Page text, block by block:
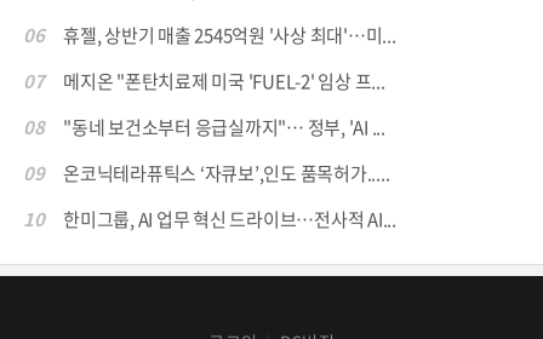
06
휴젤, 상반기 매출 2545억원 '사상 최대'…미...
07
메지온 "폰탄치료제 미국 'FUEL-2' 임상 프...
08
"동네 보건소부터 응급실까지"… 정부, 'AI ...
09
온코닉테라퓨틱스 ‘자큐보’,인도 품목허가.....
10
한미그룹, AI 업무 혁신 드라이브…전사적 AI...